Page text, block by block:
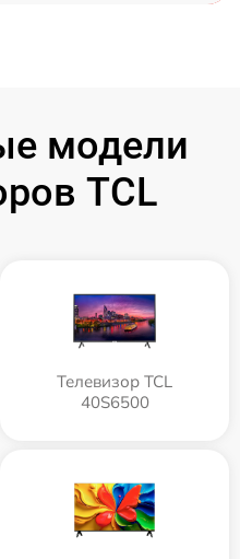
модели
TCL
Телевизор TCL
40S6500